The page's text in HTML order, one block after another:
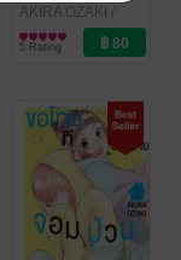
AKIRA OZAKI /
Bongkoch
Publishing
การ์ตูนผู้หญิง
5 Rating